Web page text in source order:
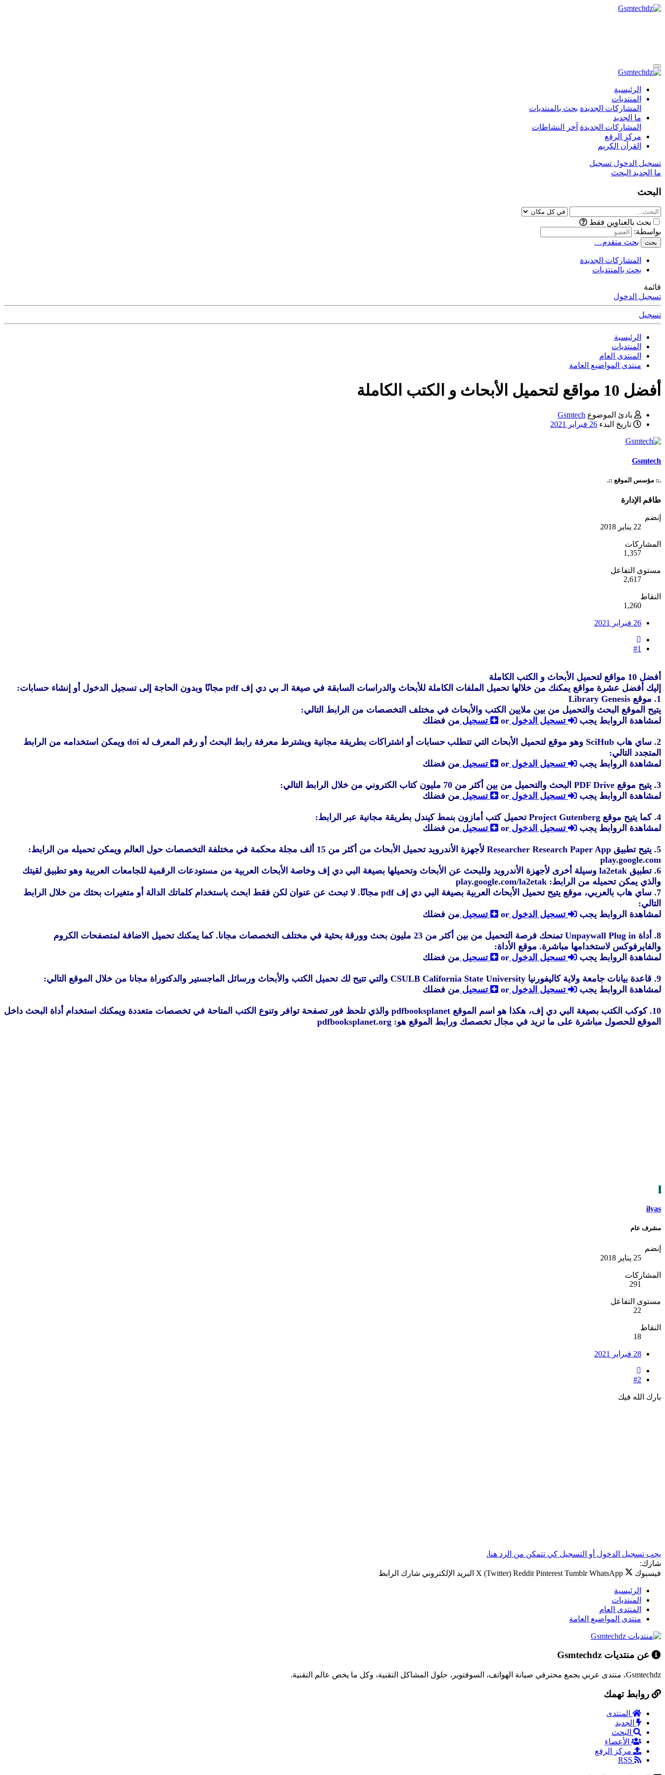
الرئيسية
المنتديات
المشاركات الجديدة بحث بالمنتديات
ما الجديد
المشاركات الجديدة آخر النشاطات
مركز الرفع
القرآن الكريم
تسجيل الدخول تسجيل
ما الجديد البحث
البحث
بحث بالعناوين فقط
بواسطة:
بحث بحث متقدم…
المشاركات الجديدة
بحث بالمنتديات
قائمة
تسجيل الدخول
تسجيل
الرئيسية
المنتديات
المنتدى العام
منتدى المواضيع العامة
أفضل 10 مواقع لتحميل الأبحاث و الكتب الكاملة
بادئ الموضوع Gsmtech
تاريخ البدء 26 فبراير 2021
Gsmtech
.:: مؤسس الموقع ::.
طاقم الإدارة
إنضم
22 يناير 2018
المشاركات
1,357
مستوى التفاعل
2,617
النقاط
1,260
26 فبراير 2021
#1
أفضل 10 مواقع لتحميل الأبحاث و الكتب الكاملة
إليك أفضل عشرة مواقع يمكنك من خلالها تحميل الملفات الكاملة للأبحاث والدراسات السابقة في صيغة الـ بي دي إف pdf مجانًا وبدون الحاجة إلى تسجيل الدخول أو إنشاء حسابات:
1. موقع Library Genesis
يتيح الموقع البحث والتحميل من بين ملايين الكتب والأبحاث في مختلف التخصصات من الرابط التالي:
لمشاهدة الروابط يجب
تسجيل الدخول or تسجيل من فضلك
2. ساي هاب SciHub وهو موقع لتحميل الأبحاث التي تتطلب حسابات أو اشتراكات بطريقة مجانية ويشترط معرفة رابط البحث أو رقم المعرف له doi ويمكن استخدامه من الرابط
المتجدد التالي:
لمشاهدة الروابط يجب
تسجيل الدخول or تسجيل من فضلك
3. يتيح موقع PDF Drive البحث والتحميل من بين أكثر من 70 مليون كتاب الكتروني من خلال الرابط التالي:
لمشاهدة الروابط يجب
تسجيل الدخول or تسجيل من فضلك
4. كما يتيح موقع Project Gutenberg تحميل كتب أمازون بنمط كيندل بطريقة مجانية عبر الرابط:
لمشاهدة الروابط يجب
تسجيل الدخول or تسجيل من فضلك
5. يتيح تطبيق Researcher Research Paper App لأجهزة الأندرويد تحميل الأبحاث من أكثر من 15 ألف مجلة محكمة في مختلفة التخصصات حول العالم ويمكن تحميله من الرابط:
play.google.com
6. تطبيق la2etak وسيلة أخرى لأجهزة الأندرويد وللبحث عن الأبحاث وتحميلها بصيغة البي دي إف وخاصة الأبحاث العربية من مستودعات الرقمية للجامعات العربية وهو تطبيق لقيتك
والذي يمكن تحميله من الرابط: play.google.com/la2etak
7. ساي هاب بالعربي، موقع يتيح تحميل الأبحاث العربية بصيغة البي دي إف pdf مجانًا. لا تبحث عن عنوان لكن فقط ابحث باستخدام كلماتك الدالة أو متغيرات بحثك من خلال الرابط
التالي:
لمشاهدة الروابط يجب
تسجيل الدخول or تسجيل من فضلك
8. أداة Unpaywall Plug in تمنحك فرصة التحميل من بين أكثر من 23 مليون بحث وورقة بحثية في مختلف التخصصات مجانا. كما يمكنك تحميل الاضافة لمتصفحات الكروم
والفايرفوكس لاستخدامها مباشرة. موقع الأداة:
لمشاهدة الروابط يجب
تسجيل الدخول or تسجيل من فضلك
9. قاعدة بيانات جامعة ولاية كاليفورنيا CSULB California State University والتي تتيح لك تحميل الكتب والأبحاث ورسائل الماجستير والدكتوراة مجانا من خلال الموقع التالي:
لمشاهدة الروابط يجب
تسجيل الدخول or تسجيل من فضلك
10. كوكب الكتب بصيغة البي دي إف، هكذا هو اسم الموقع pdfbooksplanet والذي تلحظ فور تصفحة توافر وتنوع الكتب المتاحة في تخصصات متعددة ويمكنك استخدام أداة البحث داخل
الموقع للحصول مباشرة على ما تريد في مجال تخصصك ورابط الموقع هو: pdfbooksplanet.org
I
ilyas
مشرف عام
إنضم
25 يناير 2018
المشاركات
291
مستوى التفاعل
22
النقاط
18
28 فبراير 2021
#2
بارك الله فيك
يجب تسجيل الدخول أو التسجيل كي تتمكن من الرد هنا.
شارك:
فيسبوك
X (Twitter) Reddit Pinterest Tumblr WhatsApp البريد الإلكتروني شارك الرابط
الرئيسية
المنتديات
المنتدى العام
منتدى المواضيع العامة
عن منتديات Gsmtechdz
Gsmtechdz، منتدى عربي يجمع محترفي صيانة الهواتف، السوفتوير، حلول المشاكل التقنية، وكل ما يخص عالم التقنية.
روابط تهمك
المنتدى
الجديد
البحث
الأعضاء
مركز الرفع